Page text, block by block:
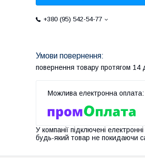
+380 (95) 542-54-77
повернення товару протягом 14
У компанії підключені
будь-який товар не покидаючи